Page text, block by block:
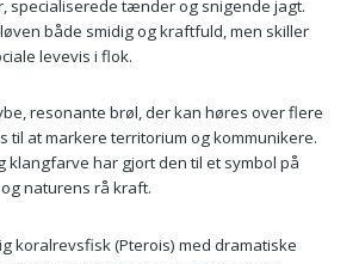
specialiserede tænder og snigende jagt.
både smidig og kraftfuld, men skiller
levevis i flok.
resonante brøl, der kan høres over flere
til at markere territorium og kommunikere.
klangfarve har gjort den til et symbol på
naturens rå kraft.
koralrevsfisk (Pterois) med dramatiske